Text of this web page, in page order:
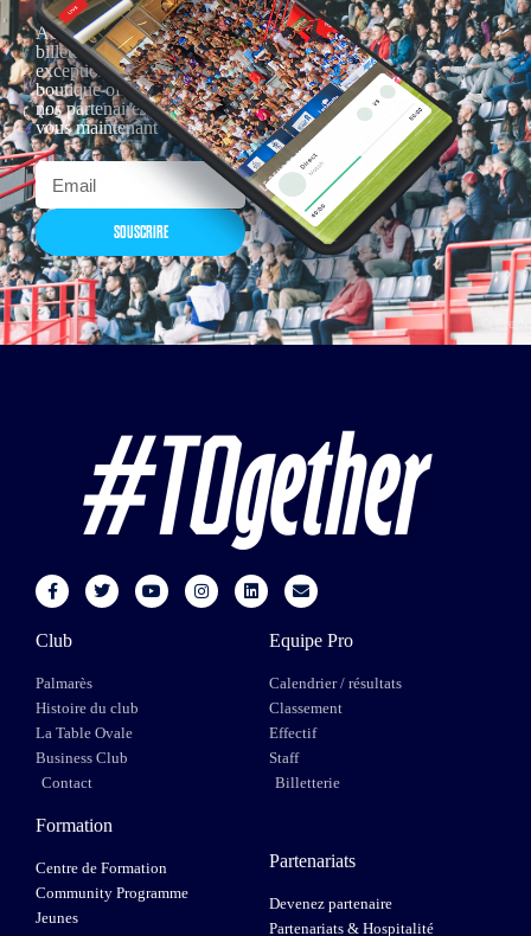
Actualités, nouveautés,
billetterie, remises
exceptionnelles dans la
boutique officielles & chez
nos partenaires… Inscrivez-
vous maintenant
SOUSCRIRE
Club
Palmarès
Histoire du club
La Table Ovale
Business Club
Contact
Equipe Pro
Calendrier / résultats
Classement
Effectif
Staff
Billetterie
Formation
Centre de Formation
Community Programme
Jeunes
Partenariats
Devenez partenaire
Partenariats & Hospitalité